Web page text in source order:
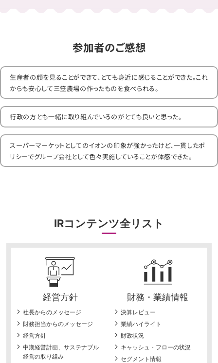
参加者のご感想
生産者の顔を見ることができて、とても身近に感じることができた。これ
からも安心して三笠農場の作ったものを食べられる。
行政の方とも一緒に取り組んでいるのがとても良いと思った。
スーパーマーケットとしてのイオンの印象が強かったけど、一貫したポ
リシーでグループ会社として色々実施していることが体感できた。
IRコンテンツ全リスト
経営方針
社長からのメッセージ
財務担当からのメッセージ
経営方針
中期経営計画、サステナブル
経営の取り組み
財務・業績情報
決算レビュー
業績ハイライト
財政状況
キャッシュ・フローの状況
セグメント情報